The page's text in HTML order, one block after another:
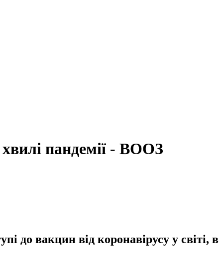
хвилі пандемії - ВООЗ
до вакцин від коронавірусу у світі,